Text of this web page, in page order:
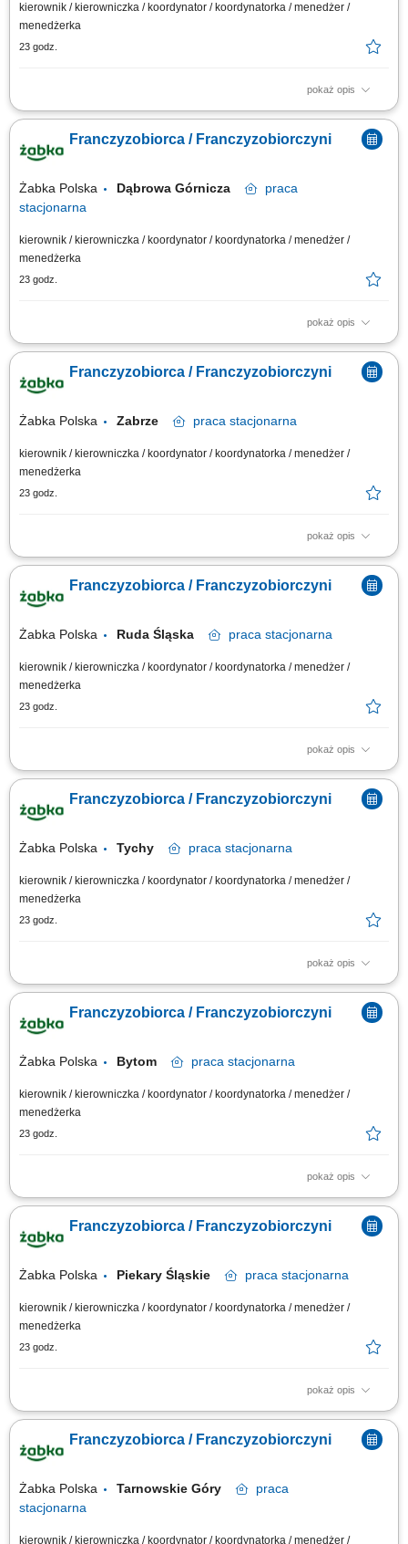
kierownik / kierowniczka / koordynator / koordynatorka / menedżer /
menedżerka
23 godz.
pokaż opis
Główne zadania: Prowadzenie własnej działalności gospodarczej w
oparciu o sprawdzony model biznesowy. Dbanie o wysoką jakość obsługi.
Monitorowanie stanów magazynowych i zamówień. Dostosowywanie
asortymentu sklepu do potrzeb lokalnego rynku. Współpraca z centralą w
Franczyzobiorca / Franczyzobiorczyni
Żabka Polska Dąbrowa Górnicza
praca
stacjonarna
kierownik / kierowniczka / koordynator / koordynatorka / menedżer /
menedżerka
23 godz.
pokaż opis
Główne zadania: Prowadzenie własnej działalności gospodarczej w
oparciu o sprawdzony model biznesowy. Dbanie o wysoką jakość obsługi.
Monitorowanie stanów magazynowych i zamówień. Dostosowywanie
asortymentu sklepu do potrzeb lokalnego rynku. Współpraca z centralą w
Franczyzobiorca / Franczyzobiorczyni
Żabka Polska Zabrze praca stacjonarna
kierownik / kierowniczka / koordynator / koordynatorka / menedżer /
menedżerka
23 godz.
pokaż opis
Główne zadania: Prowadzenie własnej działalności gospodarczej w
oparciu o sprawdzony model biznesowy. Dbanie o wysoką jakość obsługi.
Monitorowanie stanów magazynowych i zamówień. Dostosowywanie
asortymentu sklepu do potrzeb lokalnego rynku. Współpraca z centralą w
Franczyzobiorca / Franczyzobiorczyni
Żabka Polska Ruda Śląska praca stacjonarna
kierownik / kierowniczka / koordynator / koordynatorka / menedżer /
menedżerka
23 godz.
pokaż opis
Główne zadania: Prowadzenie własnej działalności gospodarczej w
oparciu o sprawdzony model biznesowy. Dbanie o wysoką jakość obsługi.
Monitorowanie stanów magazynowych i zamówień. Dostosowywanie
asortymentu sklepu do potrzeb lokalnego rynku. Współpraca z centralą w
Franczyzobiorca / Franczyzobiorczyni
Żabka Polska Tychy praca stacjonarna
kierownik / kierowniczka / koordynator / koordynatorka / menedżer /
menedżerka
23 godz.
pokaż opis
Główne zadania: Prowadzenie własnej działalności gospodarczej w
oparciu o sprawdzony model biznesowy. Dbanie o wysoką jakość obsługi.
Monitorowanie stanów magazynowych i zamówień. Dostosowywanie
asortymentu sklepu do potrzeb lokalnego rynku. Współpraca z centralą w
Franczyzobiorca / Franczyzobiorczyni
Żabka Polska Bytom praca stacjonarna
kierownik / kierowniczka / koordynator / koordynatorka / menedżer /
menedżerka
23 godz.
pokaż opis
Główne zadania: Prowadzenie własnej działalności gospodarczej w
oparciu o sprawdzony model biznesowy. Dbanie o wysoką jakość obsługi.
Monitorowanie stanów magazynowych i zamówień. Dostosowywanie
asortymentu sklepu do potrzeb lokalnego rynku. Współpraca z centralą w
Franczyzobiorca / Franczyzobiorczyni
Żabka Polska Piekary Śląskie praca stacjonarna
kierownik / kierowniczka / koordynator / koordynatorka / menedżer /
menedżerka
23 godz.
pokaż opis
Główne zadania: Prowadzenie własnej działalności gospodarczej w
oparciu o sprawdzony model biznesowy. Dbanie o wysoką jakość obsługi.
Monitorowanie stanów magazynowych i zamówień. Dostosowywanie
asortymentu sklepu do potrzeb lokalnego rynku. Współpraca z centralą w
Franczyzobiorca / Franczyzobiorczyni
Żabka Polska Tarnowskie Góry
praca
stacjonarna
kierownik / kierowniczka / koordynator / koordynatorka / menedżer /